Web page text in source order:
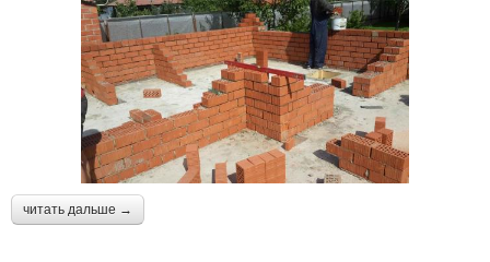
читать дальше →